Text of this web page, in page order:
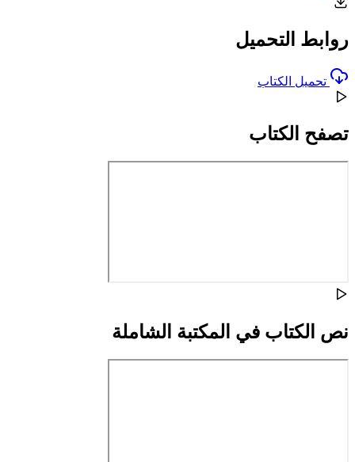
روابط التحميل
تحميل الكتاب
تصفح الكتاب
نص الكتاب في المكتبة الشاملة